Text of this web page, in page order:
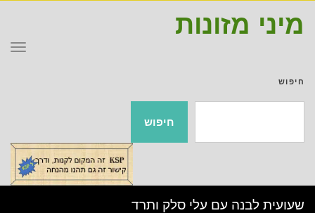
מיני מזונות
חיפוש
חיפוש
שעועית לבנה עם עלי סלק ותרד